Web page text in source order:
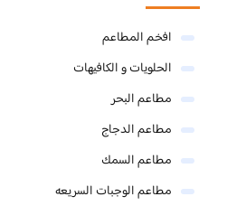
افخم المطاعم
الحلويات و الكافيهات ‎
مطاعم البحر
مطاعم الدجاج
مطاعم السمك
مطاعم الوجبات السريعه